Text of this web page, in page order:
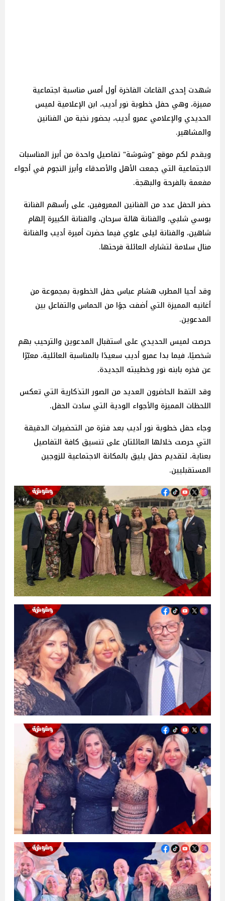
شهدت إحدى القاعات الفاخرة أول أمس مناسبة اجتماعية
مميزة، وهي حفل خطوبة نور أديب، ابن الإعلامية لميس
الحديدي والإعلامي عمرو أديب، بحضور نخبة من الفنانين
والمشاهير.
ويقدم لكم موقع "وشوشة" تفاصيل واحدة من أبرز المناسبات
الاجتماعية التي جمعت الأهل والأصدقاء وأبرز النجوم في أجواء
مفعمة بالفرحة والبهجة.
حضر الحفل عدد من الفنانين المعروفين، على رأسهم الفنانة
بوسي شلبي، والفنانة هالة سرحان، والفنانة الكبيرة إلهام
شاهين، والفنانة ليلى علوي فيما حضرت أميرة أديب والفنانة
منال سلامة لتشارك العائلة فرحتها.
وقد أحيا المطرب هشام عباس حفل الخطوبة بمجموعة من
أغانيه المميزة التي أضفت جوًا من الحماس والتفاعل بين
المدعوين.
حرصت لميس الحديدي على استقبال المدعوين والترحيب بهم
شخصيًا، فيما بدا عمرو أديب سعيدًا بالمناسبة العائلية، معبّرًا
عن فخره بابنه نور وخطيبته الجديدة.
وقد التقط الحاضرون العديد من الصور التذكارية التي تعكس
اللحظات المميزة والأجواء الودية التي سادت الحفل.
وجاء حفل خطوبة نور أديب بعد فترة من التحضيرات الدقيقة
التي حرصت خلالها العائلتان على تنسيق كافة التفاصيل
بعناية، لتقديم حفل يليق بالمكانة الاجتماعية للزوجين
المستقبليين.